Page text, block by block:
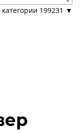
категории 199231 ▼